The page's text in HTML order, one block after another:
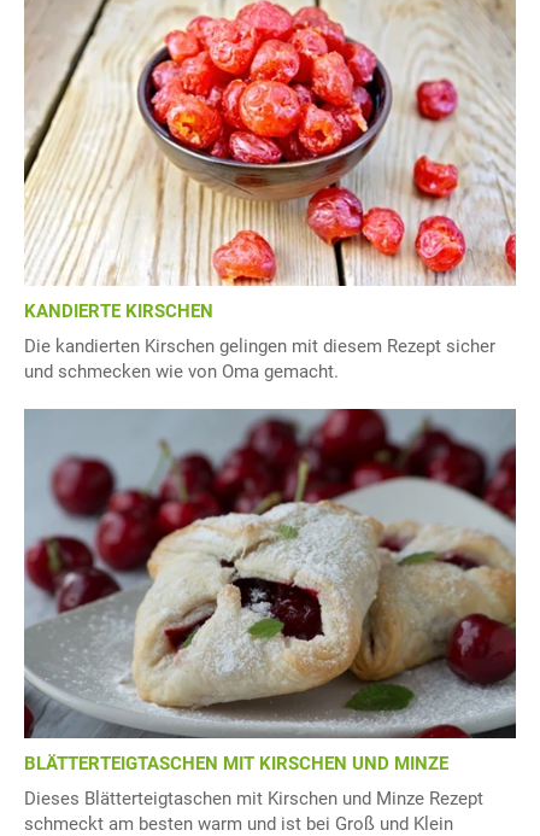
KANDIERTE KIRSCHEN
Die kandierten Kirschen gelingen mit diesem Rezept sicher
und schmecken wie von Oma gemacht.
BLÄTTERTEIGTASCHEN MIT KIRSCHEN UND MINZE
Dieses Blätterteigtaschen mit Kirschen und Minze Rezept
schmeckt am besten warm und ist bei Groß und Klein